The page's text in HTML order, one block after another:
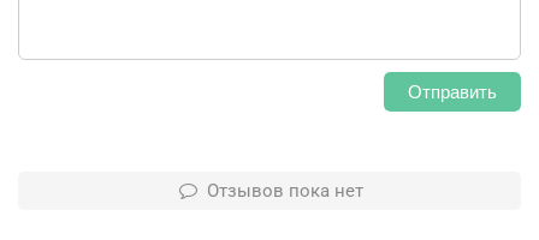
Отправить
Отзывов пока нет